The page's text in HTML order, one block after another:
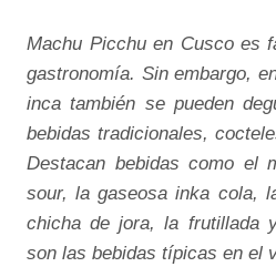
Machu Picchu en Cusco es
gastronomía. Sin embargo,
inca también se pueden
bebidas tradicionales,
Destacan bebidas como el
sour, la gaseosa inka cola,
chicha de jora, la frutillada
son las bebidas típicas en el